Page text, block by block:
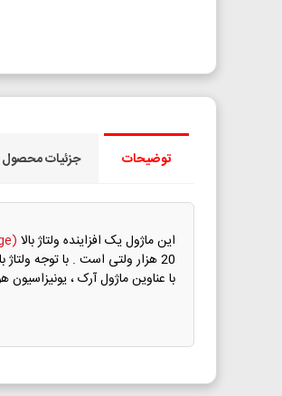
توضیحات جزئیات محصول
این ماژول یک افزاینده ولتاژ بالا (High Voltage)
20 هزار ولتی است . با توجه
با عناوین ماژول آرک ،